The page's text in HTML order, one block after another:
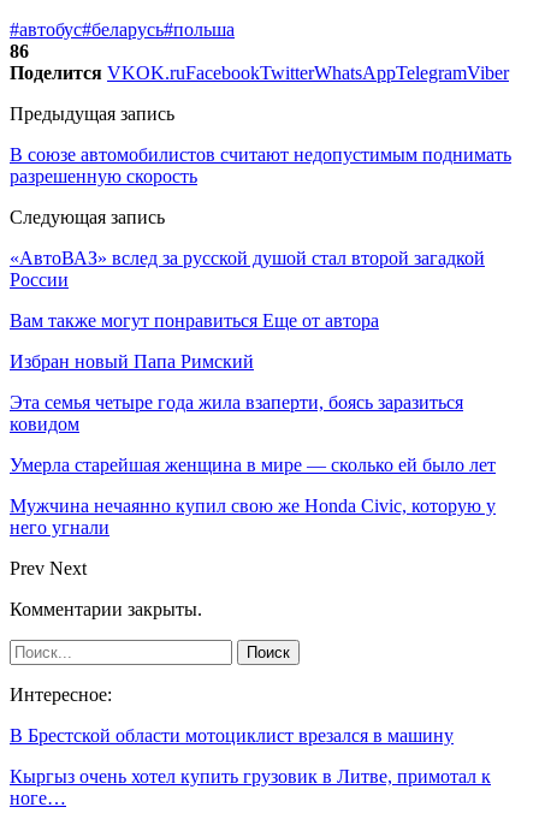
#автобус#беларусь#польша
86
Поделится VKOK.ruFacebookTwitterWhatsAppTelegramViber
Предыдущая запись
В союзе автомобилистов считают недопустимым поднимать
разрешенную скорость
Следующая запись
«АвтоВАЗ» вслед за русской душой стал второй загадкой
России
Вам также могут понравиться Еще от автора
Избран новый Папа Римский
Эта семья четыре года жила взаперти, боясь заразиться
ковидом
Умерла старейшая женщина в мире — сколько ей было лет
Мужчина нечаянно купил свою же Honda Civic, которую у
него угнали
Prev Next
Комментарии закрыты.
Интересное:
В Брестской области мотоциклист врезался в машину
Кыргыз очень хотел купить грузовик в Литве, примотал к
ноге…